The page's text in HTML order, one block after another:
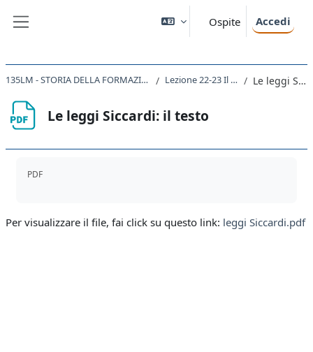
Ospite Accedi
135LM - STORIA DELLA FORMAZIONE DEGLI STATI NAZIONALI NEL XIX SECOLO 2020 Lezione 22-23 Il Piemonte dopo il 49 Le leggi Siccardi: il testo
Le leggi Siccardi: il testo
PDF
Per visualizzare il file, fai click su questo link: leggi Siccardi.pdf